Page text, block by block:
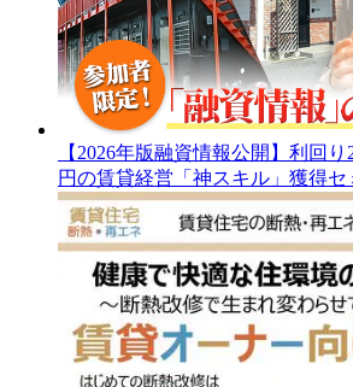
【2026年版融資情報公開】利回
円の賃貸経営「神スキル」獲得セ